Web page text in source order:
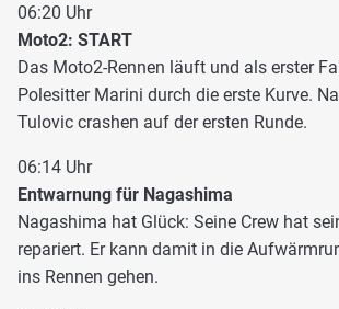
06:20 Uhr
Moto2: START
Das Moto2-Rennen läuft und als erster
Polesitter Marini durch die erste Kurve.
Tulovic crashen auf der ersten Runde.
06:14 Uhr
Entwarnung für Nagashima
Nagashima hat Glück: Seine Crew hat
repariert. Er kann damit in die
ins Rennen gehen.